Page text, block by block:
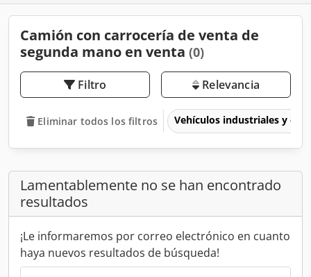
Camión con carrocería de venta de
segunda mano en venta (0)
Filtro Relevancia
Eliminar todos los filtros Vehículos industriales y
Lamentablemente no se han encontrado
resultados
¡Le informaremos por correo electrónico en cuanto
haya nuevos resultados de búsqueda!